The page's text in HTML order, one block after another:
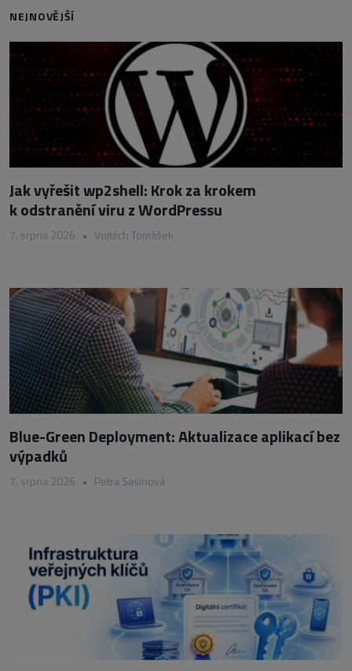
NEJNOVĚJŠÍ
Jak vyřešit wp2shell: Krok za krokem
k odstranění viru z WordPressu
7. srpna 2026 • Vojtěch Tomášek
Blue-Green Deployment: Aktualizace aplikací bez
výpadků
7. srpna 2026 • Petra Sasínová